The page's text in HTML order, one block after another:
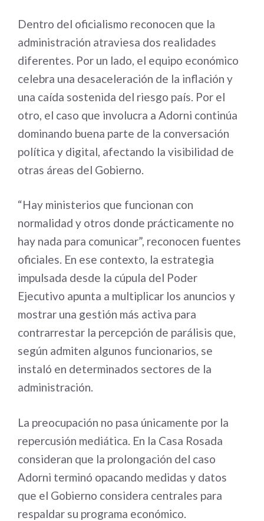
Dentro del oficialismo reconocen que la
administración atraviesa dos realidades
diferentes. Por un lado, el equipo económico
celebra una desaceleración de la inflación y
una caída sostenida del riesgo país. Por el
otro, el caso que involucra a Adorni continúa
dominando buena parte de la conversación
política y digital, afectando la visibilidad de
otras áreas del Gobierno.
“Hay ministerios que funcionan con
normalidad y otros donde prácticamente no
hay nada para comunicar”, reconocen fuentes
oficiales. En ese contexto, la estrategia
impulsada desde la cúpula del Poder
Ejecutivo apunta a multiplicar los anuncios y
mostrar una gestión más activa para
contrarrestar la percepción de parálisis que,
según admiten algunos funcionarios, se
instaló en determinados sectores de la
administración.
La preocupación no pasa únicamente por la
repercusión mediática. En la Casa Rosada
consideran que la prolongación del caso
Adorni terminó opacando medidas y datos
que el Gobierno considera centrales para
respaldar su programa económico.